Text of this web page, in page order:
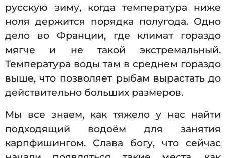
русскую зиму, когда температура ниже
ноля держится порядка полугода. Одно
дело во Франции, где климат гораздо
мягче и не такой экстремальный.
Температура воды там в среднем гораздо
выше, что позволяет рыбам вырастать до
действительно больших размеров.
Мы все знаем, как тяжело у нас найти
подходящий водоём для занятия
карпфишингом. Слава богу, что сейчас